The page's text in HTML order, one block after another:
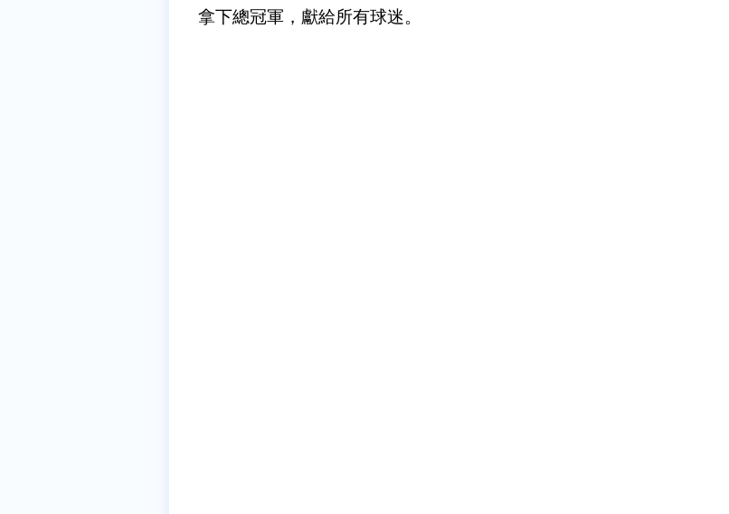
拿下總冠軍，獻給所有球迷。